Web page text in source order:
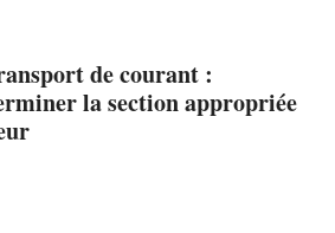
de courant :
la section appropriée